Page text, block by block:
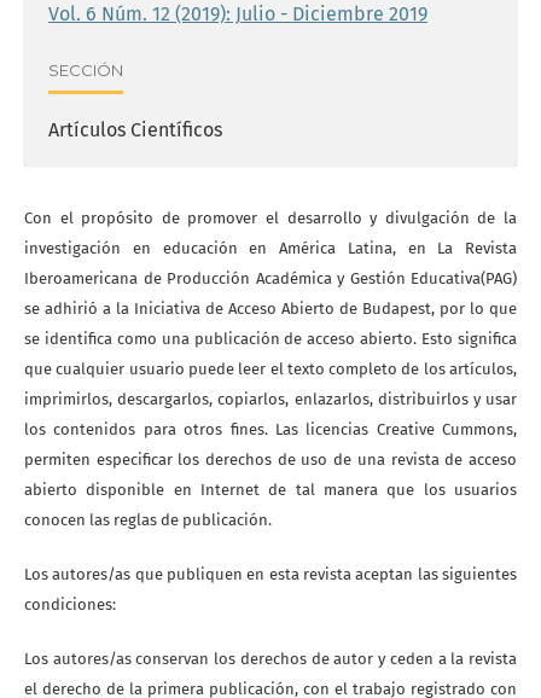
Vol. 6 Núm. 12 (2019): Julio - Diciembre 2019
SECCIÓN
Artículos Científicos
Con el propósito de promover el desarrollo y divulgación de la
investigación en educación en América Latina, en La Revista
Iberoamericana de Producción Académica y Gestión Educativa(PAG)
se adhirió a la Iniciativa de Acceso Abierto de Budapest, por lo que
se identifica como una publicación de acceso abierto. Esto significa
que cualquier usuario puede leer el texto completo de los artículos,
imprimirlos, descargarlos, copiarlos, enlazarlos, distribuirlos y usar
los contenidos para otros fines. Las licencias Creative Cummons,
permiten especificar los derechos de uso de una revista de acceso
abierto disponible en Internet de tal manera que los usuarios
conocen las reglas de publicación.
Los autores/as que publiquen en esta revista aceptan las siguientes
condiciones:
Los autores/as conservan los derechos de autor y ceden a la revista
el derecho de la primera publicación, con el trabajo registrado con